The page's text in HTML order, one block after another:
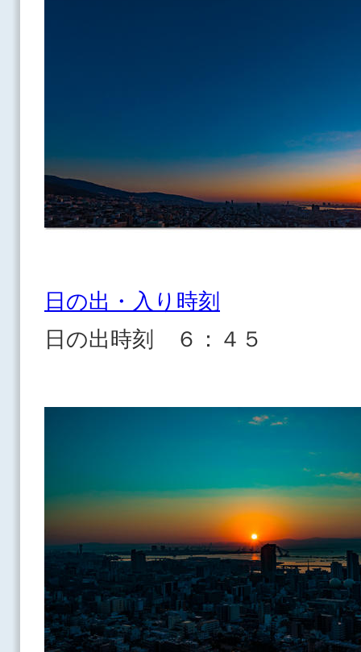
日の出・入り時刻
日の出時刻 ６：４５